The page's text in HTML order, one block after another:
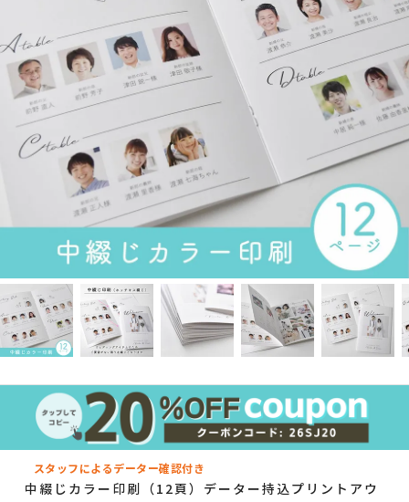
スタッフによるデーター確認付き
中綴じカラー印刷（12頁）データー持込プリントアウ